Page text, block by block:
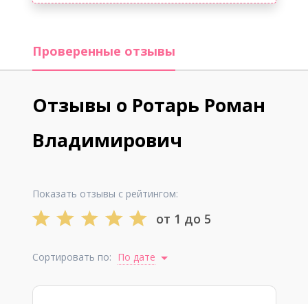
Проверенные отзывы
Отзывы о Ротарь Роман
Владимирович
Показать отзывы с рейтингом:
от 1 до 5
Сортировать по: По дате